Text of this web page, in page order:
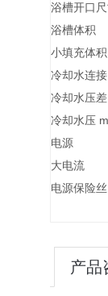
浴槽开口
浴槽体积
小填充体积
冷却水连接
冷却水压
冷却水压
电源
大电流
电源保险丝
产品